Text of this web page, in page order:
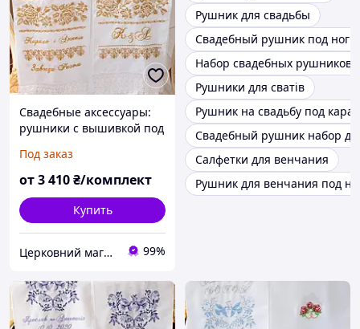
Свадебные аксессуары:
рушники с вышивкой под
Под заказ
от3 410₴/комплект
Купить
Церковний магазин "Трикірій" 99%
Рушник для свадьбы
Свадебный рушник под ноги
Набор свадебных рушников
Рушники для сватів
Рушник на свадьбу под
Свадебный рушник набор
Салфетки для венчания
Рушник для венчания под